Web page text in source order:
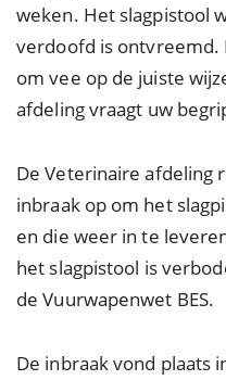
weken. Het slagpistool
verdoofd is
om vee op de juiste
afdeling vraagt uw
De Veterinaire afdeling
inbraak op om het
en die weer in te
het slagpistool is
de Vuurwapenwet BES.
De inbraak vond plaats